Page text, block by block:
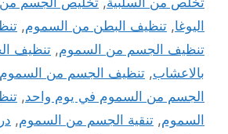
اليوغا, تنظيف البطن من السموم,
تنظيف الجسم من السموم, تنظيف
بالاعشاب, تنظيف الجسم من السموم
الجسم من السموم في يوم واحد,
السموم, تنقية الجسم من السموم,